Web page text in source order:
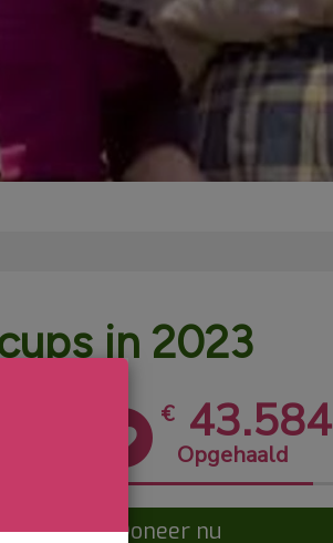
in 2023
€ 43.584
Opgehaald
Doneer nu